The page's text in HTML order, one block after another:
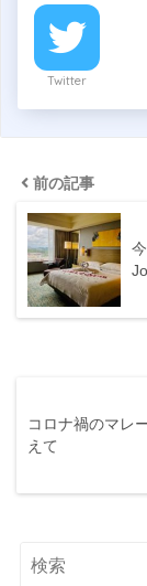
Twitter
前の記事
コロナ禍のマレ
えて